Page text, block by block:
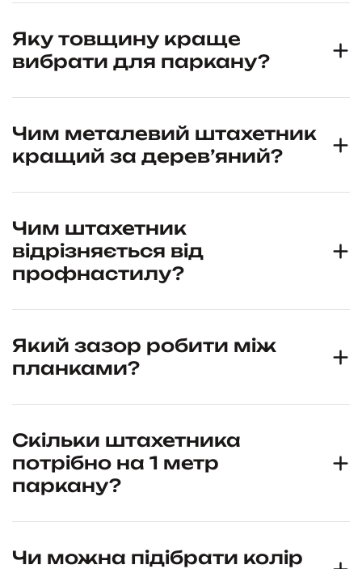
Яку товщину краще
вибрати для паркану?
Чим металевий штахетник
кращий за дерев’яний?
Чим штахетник
відрізняється від
профнастилу?
Який зазор робити між
планками?
Скільки штахетника
потрібно на 1 метр
паркану?
Чи можна підібрати колір